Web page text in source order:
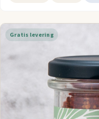
Gratis levering